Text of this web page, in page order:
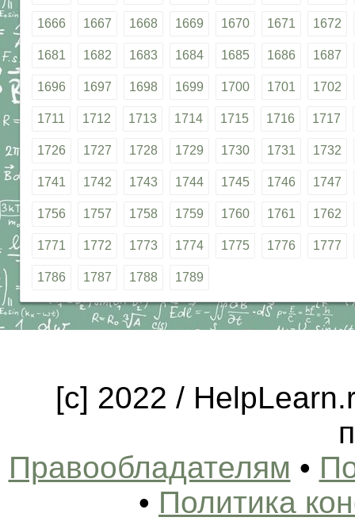
1666 1667 1668 1669 1670 1671 1672
1681 1682 1683 1684 1685 1686 1687
1696 1697 1698 1699 1700 1701 1702
1711 1712 1713 1714 1715 1716 1717
1726 1727 1728 1729 1730 1731 1732
1741 1742 1743 1744 1745 1746 1747
1756 1757 1758 1759 1760 1761 1762
1771 1772 1773 1774 1775 1776 1777
1786 1787 1788 1789
[c] 2022 /
Правообладателям •
• Политика